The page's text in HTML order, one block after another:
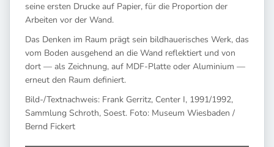
seine ersten Drucke auf Papier, für die Proportion der
Arbeiten vor der Wand.
Das Denken im Raum prägt sein bildhauerisches Werk, das
vom Boden ausgehend an die Wand reflektiert und von
dort — als Zeichnung, auf MDF-Platte oder Aluminium —
erneut den Raum definiert.
Bild-/Textnachweis: Frank Gerritz, Center I, 1991/1992,
Sammlung Schroth, Soest. Foto: Museum Wiesbaden /
Bernd Fickert